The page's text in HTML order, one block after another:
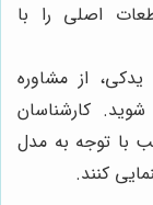
اصلی را با
یدکی، از مشاوره
کارشناسان
با توجه به مدل
کنند.